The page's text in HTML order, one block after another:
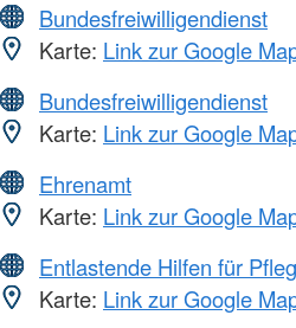
Bundesfreiwilligendienst
Karte: Link zur Google
Bundesfreiwilligendienst
Karte: Link zur Google
Ehrenamt
Karte: Link zur Google
Entlastende Hilfen für
Karte: Link zur Google